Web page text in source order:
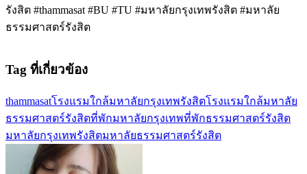
รังสิต #thammasat #BU #TU #มหาลัยกรุงเทพรังสิต #มหาลัย
ธรรมศาสตร์รังสิต
Tag ที่เกี่ยวข้อง
thammasatโรงแรมใกล้มหาลัยกรุงเทพรังสิตโรงแรมใกล้มหาลัย
ธรรมศาสตร์รังสิตที่พักมหาลัยกรุงเทพที่พักธรรมศาสตร์รังสิต
มหาลัยกรุงเทพรังสิตมหาลัยธรรมศาสตร์รังสิต